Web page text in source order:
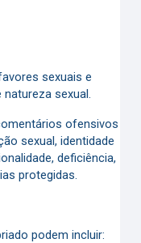
sexuais e
sexual.
ofensivos
sexual, identidade
deficiência,
protegidas.
podem incluir: